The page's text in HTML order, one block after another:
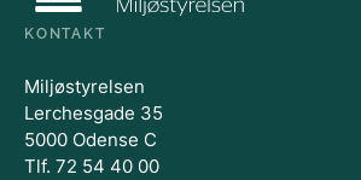
KONTAKT
Miljøstyrelsen
Lerchesgade 35
5000 Odense C
Tlf. 72 54 40 00